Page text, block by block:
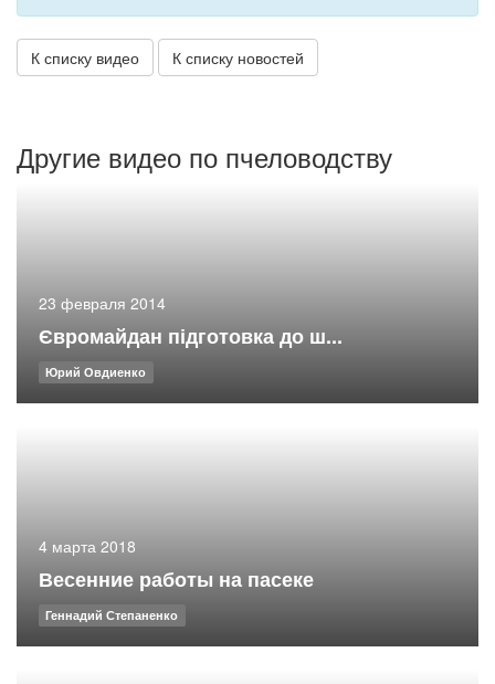
К списку видео К списку новостей
Другие видео по пчеловодству
23 февраля 2014
Євромайдан підготовка до ш...
Юрий Овдиенко
4 марта 2018
Весенние работы на пасеке
Геннадий Степаненко